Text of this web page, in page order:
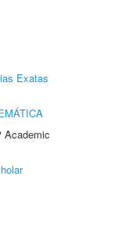
Exatas
Academic